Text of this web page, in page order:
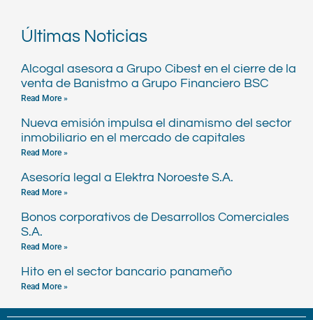
Últimas Noticias
Alcogal asesora a Grupo Cibest en el cierre de la
venta de Banistmo a Grupo Financiero BSC
Read More »
Nueva emisión impulsa el dinamismo del sector
inmobiliario en el mercado de capitales
Read More »
Asesoría legal a Elektra Noroeste S.A.
Read More »
Bonos corporativos de Desarrollos Comerciales
S.A.
Read More »
Hito en el sector bancario panameño
Read More »